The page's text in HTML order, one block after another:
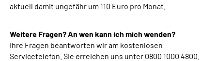
aktuell damit ungefähr um 110 Euro pro Monat.
Weitere Fragen? An wen kann ich mich wenden?
Ihre Fragen beantworten wir am kostenlosen
Servicetelefon. Sie erreichen uns unter 0800 1000 4800.